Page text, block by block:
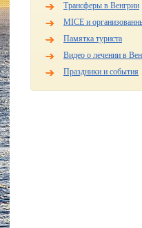
Трансферы в Венгрии
MICE и
Памятка туриста
Видео о лечении в
Праздники и события